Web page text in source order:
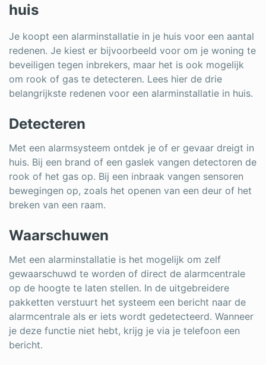
huis
Je koopt een alarminstallatie in je huis voor een aantal
redenen. Je kiest er bijvoorbeeld voor om je woning te
beveiligen tegen inbrekers, maar het is ook mogelijk
om rook of gas te detecteren. Lees hier de drie
belangrijkste redenen voor een alarminstallatie in huis.
Detecteren
Met een alarmsysteem ontdek je of er gevaar dreigt in
huis. Bij een brand of een gaslek vangen detectoren de
rook of het gas op. Bij een inbraak vangen sensoren
bewegingen op, zoals het openen van een deur of het
breken van een raam.
Waarschuwen
Met een alarminstallatie is het mogelijk om zelf
gewaarschuwd te worden of direct de alarmcentrale
op de hoogte te laten stellen. In de uitgebreidere
pakketten verstuurt het systeem een bericht naar de
alarmcentrale als er iets wordt gedetecteerd. Wanneer
je deze functie niet hebt, krijg je via je telefoon een
bericht.